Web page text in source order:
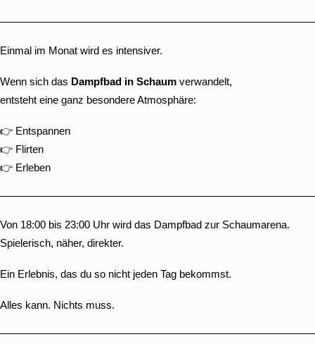
Einmal im Monat wird es intensiver.
Wenn sich das Dampfbad in Schaum verwandelt,
entsteht eine ganz besondere Atmosphäre:
👉 Entspannen
👉 Flirten
👉 Erleben
Von 18:00 bis 23:00 Uhr wird das Dampfbad zur Schaumarena.
Spielerisch, näher, direkter.
Ein Erlebnis, das du so nicht jeden Tag bekommst.
Alles kann. Nichts muss.